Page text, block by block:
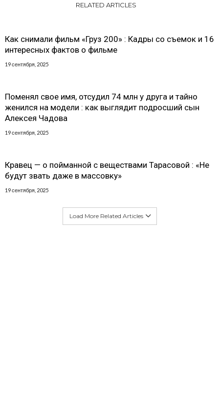
RELATED ARTICLES
Как снимали фильм «Груз 200» : Кадры со съемок и 16
интересных фактов о фильме
19 сентября, 2025
Поменял свое имя, отсудил 74 млн у друга и тайно
женился на модели : как выглядит подросший сын
Алексея Чадова
19 сентября, 2025
Кравец — о пойманной с веществами Тарасовой : «Не
будут звать даже в массовку»
19 сентября, 2025
Load More Related Articles